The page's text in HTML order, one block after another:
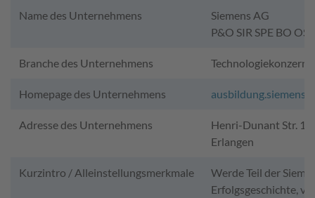
Name des Unternehmens
Siemens AG
P&O SIR SPE BO OS
Branche des Unternehmens Technologiekonzern
Homepage des Unternehmens
Adresse des Unternehmens
Henri-Dunant Str. 1,
Erlangen
Kurzintro / Alleinstellungsmerkmale
Werde Teil der
Erfolgsgeschichte,